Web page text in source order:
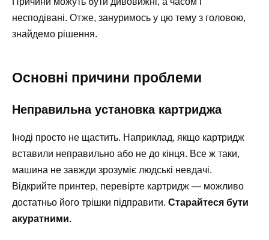
несподівані. Отже, зануримось у цю тему з головою,
знайдемо рішення.
Основні причини проблеми
Неправильна установка картриджа
Іноді просто не щастить. Наприклад, якщо картридж
вставили неправильно або не до кінця. Все ж таки,
машина не завжди зрозуміє людські невдачі.
Відкрийте принтер, перевірте картридж — можливо
достатньо його трішки підправити. Старайтеся бути
акуратними.